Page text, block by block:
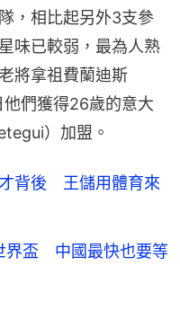
，相比起另外3支參
味已較弱，最為人熟
將拿祖費蘭迪斯
們獲得26歲的意大
）加盟。
背後 王儲用體育來
界盃 中國最快也要等